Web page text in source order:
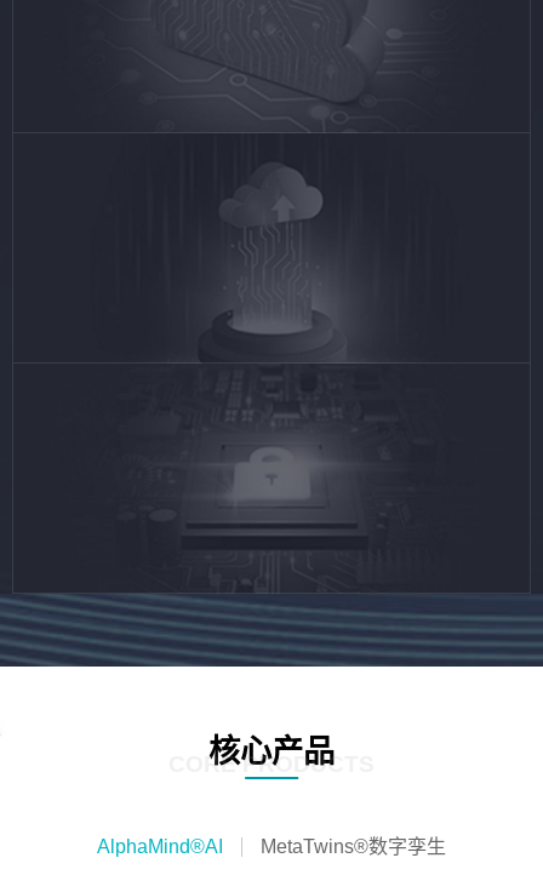
核心产品
CORE PRODUCTS
AlphaMind®AI MetaTwins®数字孪生